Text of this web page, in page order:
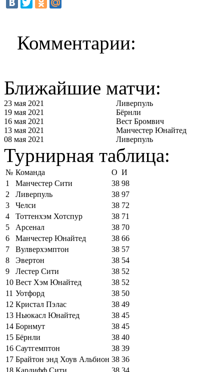
Комментарии:
Ближайшие матчи:
23 мая 2021
Ливерпуль
19 мая 2021
Бёрнли
16 мая 2021
Вест Бромвич
13 мая 2021
Манчестер Юнайтед
08 мая 2021
Ливерпуль
Турнирная таблица:
№ Команда О И
1
Манчестер Сити 38 98
2
Ливерпуль 38 97
3
Челси 38 72
4
Тоттенхэм Хотспур 38 71
5
Арсенал 38 70
6
Манчестер Юнайтед 38 66
7
Вулверхэмптон 38 57
8
Эвертон 38 54
9
Лестер Сити 38 52
10 Вест Хэм Юнайтед 38 52
11 Уотфорд 38 50
12 Кристал Пэлас 38 49
13 Ньюкасл Юнайтед 38 45
14 Борнмут 38 45
15 Бёрнли 38 40
16 Саутгемптон 38 39
17 Брайтон энд Хоув Альбион 38 36
18 Кардифф Сити 38 34